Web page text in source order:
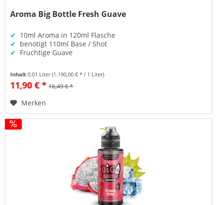
Aroma Big Bottle Fresh Guave
✔ 10ml Aroma in 120ml Flasche
✔ benötigt 110ml Base / Shot
✔ Fruchtige Guave
Inhalt0.01 Liter(1.190,00 € * / 1 Liter)
11,90 € * 16,49 € *
Merken